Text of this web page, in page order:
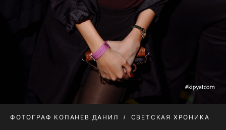
ФОТОГРАФ КОПАНЕВ ДАНИЛ СВЕТСКАЯ ХРОНИКА